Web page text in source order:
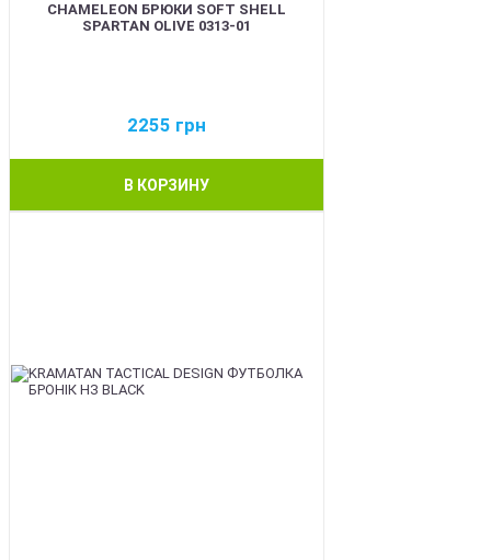
CHAMELEON БРЮКИ SOFT SHELL
SPARTAN OLIVE 0313-01
2255 грн
В КОРЗИНУ